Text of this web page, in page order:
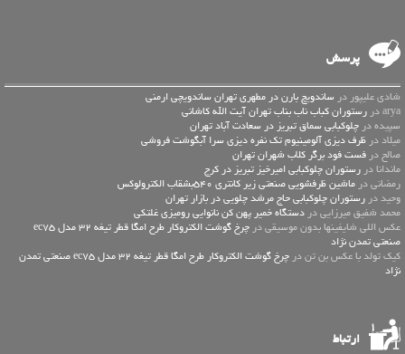
پرسش
شادی علیپور در ساندویچ بارن در مطهری تهران ساندویچی ارمنی
arya در
رستوران کباب ناب بناب تهران آیت الله کاشانی
سپیده در چلوکبابی سماق تبریز در سعادت آباد تهران
میلاد در ظرف دیزی آلومینیوم تک نفره دیزی سرا آبگوشت فروشی
صالح در فست فود برگر کلاب شهران تهران
ماندانا در رستوران چلوکبابی امیرخیز تبریز در کرج
رمضانی در ماشین ظرفشویی صنعتی زیر کانتری 540بشقاب الکترولوکس
وحید در رستوران چلوکبابی حاج مرشد چلویی در بازار تهران
محمد شفیق میرزایی در دستگاه خمیر پهن کن نانوایی رومیزی غلتکی
عكس اللي شايفينها بدون موسيقى در
چرخ گوشت الکتروکار طرح امگا قطر تیغه 32 مدل ec75
صنعتی تمدن نژاد
کیک تولد با عکس بن تن در
چرخ گوشت الکتروکار طرح امگا قطر تیغه 32 مدل ec75 صنعتی تمدن
نژاد
ارتباط